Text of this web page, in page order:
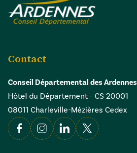
Contact
Conseil Départemental des Ardennes
Hôtel du Département - CS 20001
08011 Charleville-Mézières Cedex
FacebookInstagramLinkedin
X